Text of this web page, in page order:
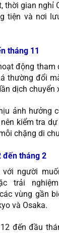
thời gian nghỉ
tiện và nơi
tháng 11
động tham
thường đổi
dịch chuyển
ảnh hưởng
kiểm tra
chặng di
đến tháng 2
người
trải
vùng gần
và Osaka.
đến đầu